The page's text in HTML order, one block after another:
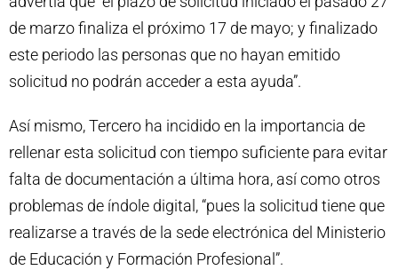
de marzo finaliza el próximo 17 de mayo; y finalizado
este periodo las personas que no hayan emitido
solicitud no podrán acceder a esta ayuda”.
Así mismo, Tercero ha incidido en la importancia de
rellenar esta solicitud con tiempo suficiente para evitar
falta de documentación a última hora, así como otros
problemas de índole digital, “pues la solicitud tiene que
realizarse a través de la sede electrónica del Ministerio
de Educación y Formación Profesional”.